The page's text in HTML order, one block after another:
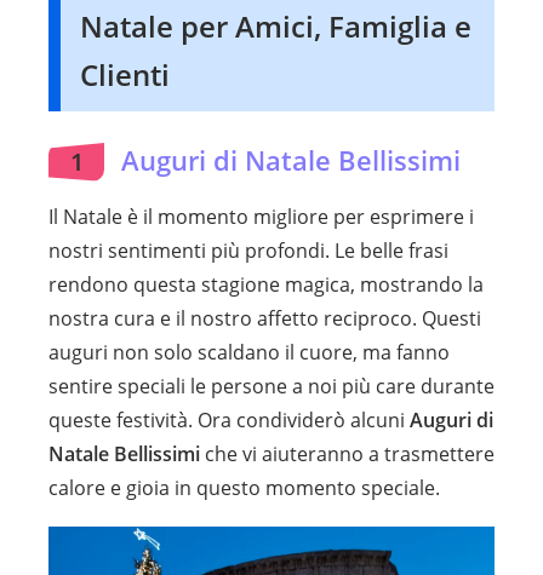
Natale per Amici, Famiglia e
Clienti
1 Auguri di Natale Bellissimi
Il Natale è il momento migliore per esprimere i
nostri sentimenti più profondi. Le belle frasi
rendono questa stagione magica, mostrando la
nostra cura e il nostro affetto reciproco. Questi
auguri non solo scaldano il cuore, ma fanno
sentire speciali le persone a noi più care durante
queste festività. Ora condividerò alcuni Auguri di
Natale Bellissimi che vi aiuteranno a trasmettere
calore e gioia in questo momento speciale.